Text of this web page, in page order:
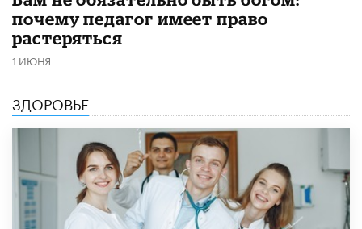
почему педагог имеет право
растеряться
1 ИЮНЯ
ЗДОРОВЬЕ